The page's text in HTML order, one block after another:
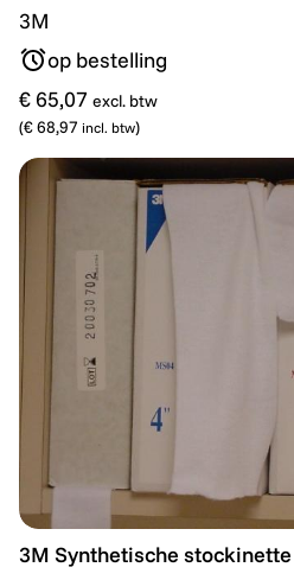
3M
op bestelling
€ 65,07 excl. btw
(€ 68,97 incl. btw)
3M Synthetische stockinette
3M Synthetische